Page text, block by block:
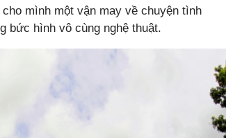
mình một vận may về chuyện tình
bức hình vô cùng nghệ thuật.